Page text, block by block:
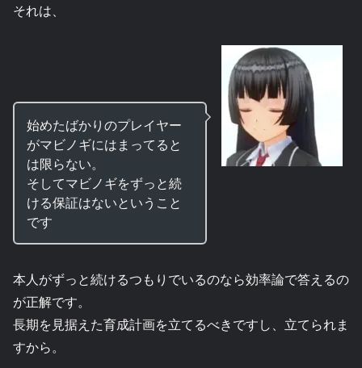
それは、
始めたばかりのプレイヤー
がマビノギにはまってると
は限らない。
そしてマビノギをずっと続
ける保証はないということ
です
本人がずっと続けるつもりでいるのなら効率論で答えるの
が正解です。
長期を見据えた育成計画を立てるべきですし、立てられま
すから。